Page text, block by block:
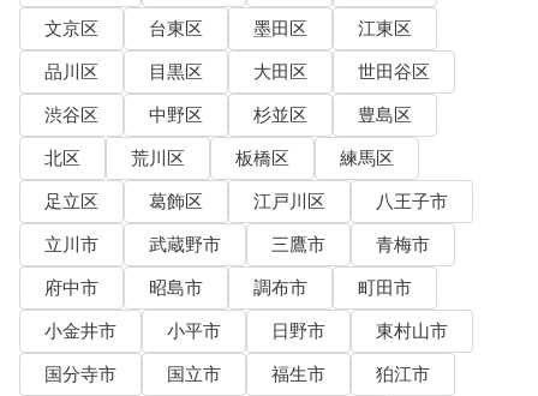
文京区
台東区 墨田区
江東区
品川区
目黒区 大田区
世田谷区
渋谷区
中野区 杉並区
豊島区
北区
荒川区 板橋区
練馬区
足立区
葛飾区 江戸川区
八王子市
立川市
武蔵野市 三鷹市
青梅市
府中市
昭島市 調布市
町田市
小金井市
小平市 日野市
東村山市
国分寺市
国立市 福生市
狛江市